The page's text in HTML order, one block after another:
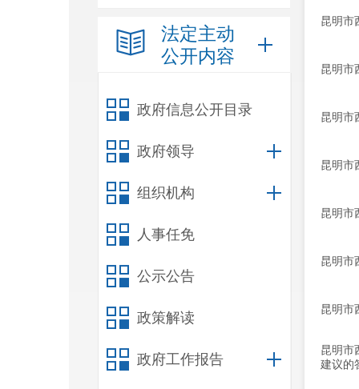
法定主动
公开内容
政府信息公开目录
政府领导
组织机构
人事任免
公示公告
政策解读
政府工作报告
昆明市
昆明市
昆明市
昆明市
昆明市
昆明市
昆明市
昆明市
建议的